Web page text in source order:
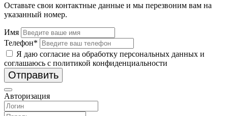
Оставьте свои контактные данные и мы перезвоним вам на
указанный номер.
Имя
Телефон*
Я даю согласие на обработку персональных данных и
соглашаюсь с политикой конфиденциальности
Отправить
Авторизация